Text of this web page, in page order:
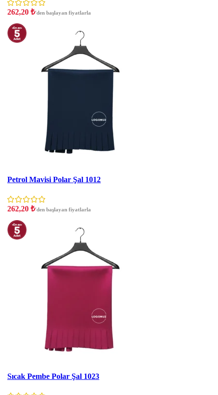
262,20 ₺'den başlayan fiyatlarla
Petrol Mavisi Polar Şal 1012
262,20 ₺'den başlayan fiyatlarla
Sıcak Pembe Polar Şal 1023